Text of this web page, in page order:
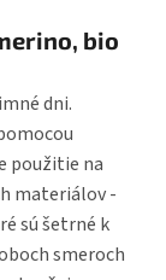
bio
dni.
použitie na
materiálov -
sú šetrné k
smeroch